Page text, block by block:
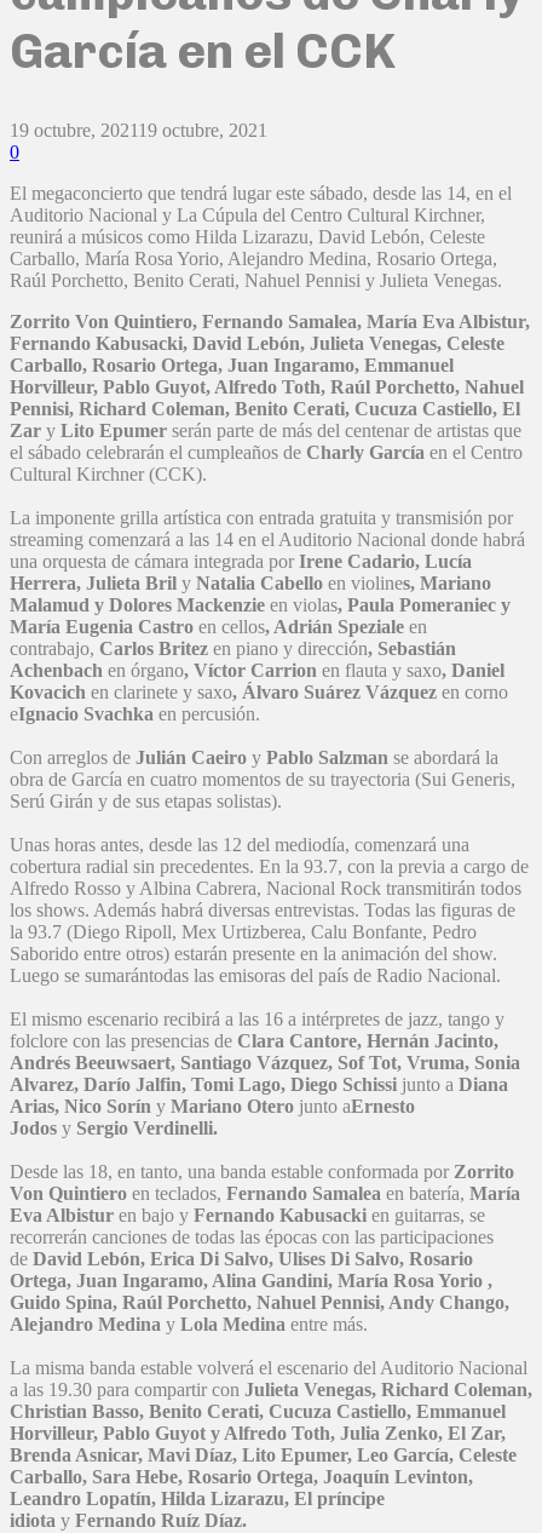
García en el CCK
19 octubre, 202119 octubre, 2021
0
El megaconcierto que tendrá lugar este sábado, desde las 14, en el
Auditorio Nacional y La Cúpula del Centro Cultural Kirchner,
reunirá a músicos como Hilda Lizarazu, David Lebón, Celeste
Carballo, María Rosa Yorio, Alejandro Medina, Rosario Ortega,
Raúl Porchetto, Benito Cerati, Nahuel Pennisi y Julieta Venegas.
Zorrito Von Quintiero, Fernando Samalea, María Eva Albistur,
Fernando Kabusacki, David Lebón, Julieta Venegas, Celeste
Carballo, Rosario Ortega, Juan Ingaramo, Emmanuel
Horvilleur, Pablo Guyot, Alfredo Toth, Raúl Porchetto, Nahuel
Pennisi, Richard Coleman, Benito Cerati, Cucuza Castiello, El
Zar y Lito Epumer serán parte de más del centenar de artistas que
el sábado celebrarán el cumpleaños de Charly García en el Centro
Cultural Kirchner (CCK).
La imponente grilla artística con entrada gratuita y transmisión por
streaming comenzará a las 14 en el Auditorio Nacional donde habrá
una orquesta de cámara integrada por Irene Cadario, Lucía
Herrera, Julieta Bril y Natalia Cabello en violines, Mariano
Malamud y Dolores Mackenzie en violas, Paula Pomeraniec y
María Eugenia Castro en cellos, Adrián Speziale en
contrabajo, Carlos Britez en piano y dirección, Sebastián
Achenbach en órgano, Víctor Carrion en flauta y saxo, Daniel
Kovacich en clarinete y saxo, Álvaro Suárez Vázquez en corno
eIgnacio Svachka en percusión.
Con arreglos de Julián Caeiro y Pablo Salzman se abordará la
obra de García en cuatro momentos de su trayectoria (Sui Generis,
Serú Girán y de sus etapas solistas).
Unas horas antes, desde las 12 del mediodía, comenzará una
cobertura radial sin precedentes. En la 93.7, con la previa a cargo de
Alfredo Rosso y Albina Cabrera, Nacional Rock transmitirán todos
los shows. Además habrá diversas entrevistas. Todas las figuras de
la 93.7 (Diego Ripoll, Mex Urtizberea, Calu Bonfante, Pedro
Saborido entre otros) estarán presente en la animación del show.
Luego se sumarántodas las emisoras del país de Radio Nacional.
El mismo escenario recibirá a las 16 a intérpretes de jazz, tango y
folclore con las presencias de Clara Cantore, Hernán Jacinto,
Andrés Beeuwsaert, Santiago Vázquez, Sof Tot, Vruma, Sonia
Alvarez, Darío Jalfin, Tomi Lago, Diego Schissi junto a Diana
Arias, Nico Sorín y Mariano Otero junto aErnesto
Jodos y Sergio Verdinelli.
Desde las 18, en tanto, una banda estable conformada por Zorrito
Von Quintiero en teclados, Fernando Samalea en batería, María
Eva Albistur en bajo y Fernando Kabusacki en guitarras, se
recorrerán canciones de todas las épocas con las participaciones
de David Lebón, Erica Di Salvo, Ulises Di Salvo, Rosario
Ortega, Juan Ingaramo, Alina Gandini, María Rosa Yorio ,
Guido Spina, Raúl Porchetto, Nahuel Pennisi, Andy Chango,
Alejandro Medina y Lola Medina entre más.
La misma banda estable volverá el escenario del Auditorio Nacional
a las 19.30 para compartir con Julieta Venegas, Richard Coleman,
Christian Basso, Benito Cerati, Cucuza Castiello, Emmanuel
Horvilleur, Pablo Guyot y Alfredo Toth, Julia Zenko, El Zar,
Brenda Asnicar, Mavi Díaz, Lito Epumer, Leo García, Celeste
Carballo, Sara Hebe, Rosario Ortega, Joaquín Levinton,
Leandro Lopatín, Hilda Lizarazu, El príncipe
idiota y Fernando Ruíz Díaz.